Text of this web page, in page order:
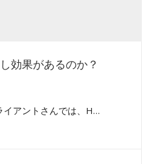
効果があるのか？
イアントさんでは、H…